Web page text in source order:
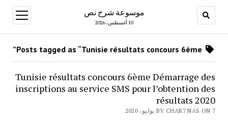
موسوعة شرح نص
10 أغسطس، 2026
open
menu
Tunisie résultats concours 6ème Démarrage des
inscriptions au service SMS pour l’obtention des
résultats 2020
BY CHAR7 NAS ON 7 يوليو، 2020